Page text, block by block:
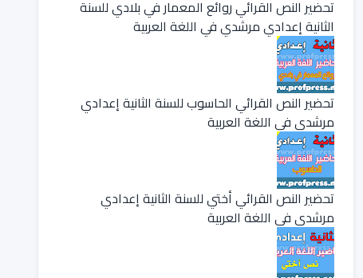
تحضير النص القرائي روائع المعمار في بلادي للسنة
الثانية إعدادي مرشدي في اللغة العربية
تحضير النص القرائي الحاسوب للسنة الثانية إعدادي
مرشدي في اللغة العربية
تحضير النص القرائي أختي للسنة الثانية إعدادي
مرشدي في اللغة العربية